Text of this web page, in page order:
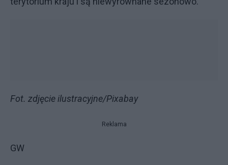
Fot. zdjęcie ilustracyjne/Pixabay
Reklama
GW